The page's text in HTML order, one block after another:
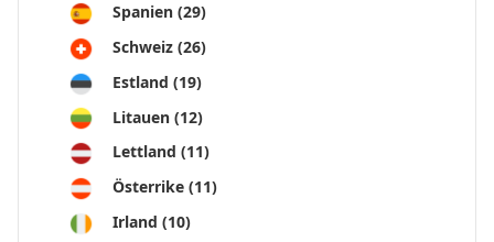
Spanien (29)
Schweiz (26)
Estland (19)
Litauen (12)
Lettland (11)
Österrike (11)
Irland (10)